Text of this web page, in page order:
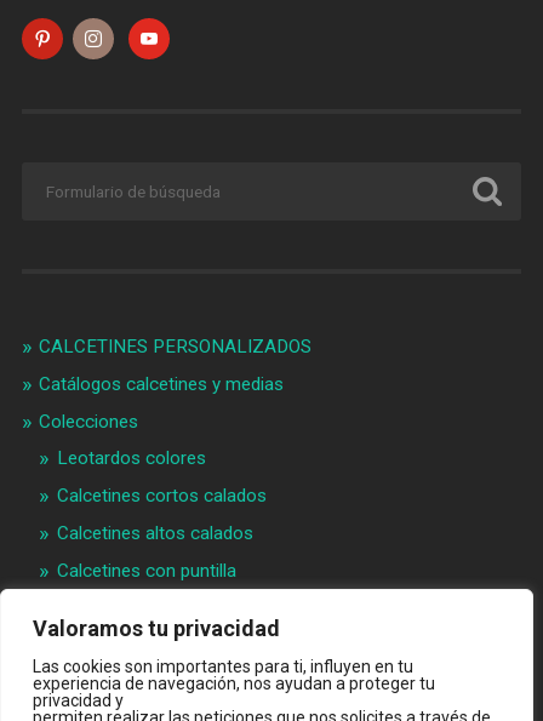
Valoramos tu privacidad
Las cookies son importantes para ti, influyen en tu
experiencia de navegación, nos ayudan a proteger tu
privacidad y
CALCETINES PERSONALIZADOS
Catálogos calcetines y medias
Colecciones
Leotardos colores
Calcetines cortos calados
Calcetines altos calados
Calcetines con puntilla
Materias primeras
Videos